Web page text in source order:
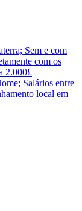
Sem e com
com os
2.000£
Salários entre
local em